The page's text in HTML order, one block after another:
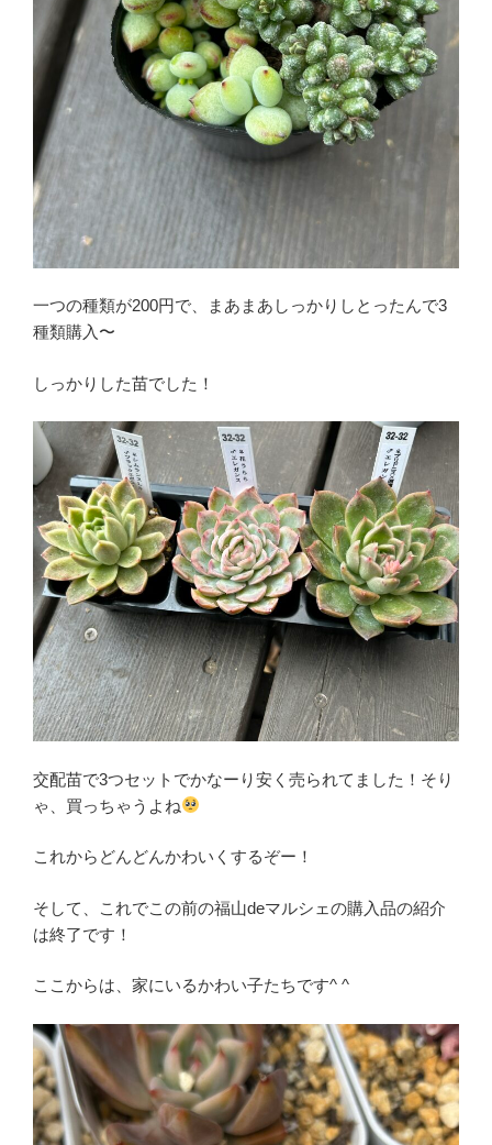
一つの種類が200円で、まあまあしっかりしとったんで3
種類購入〜
しっかりした苗でした！
交配苗で3つセットでかなーり安く売られてました！そり
ゃ、買っちゃうよね
これからどんどんかわいくするぞー！
そして、これでこの前の福山deマルシェの購入品の紹介
は終了です！
ここからは、家にいるかわい子たちです^ ^